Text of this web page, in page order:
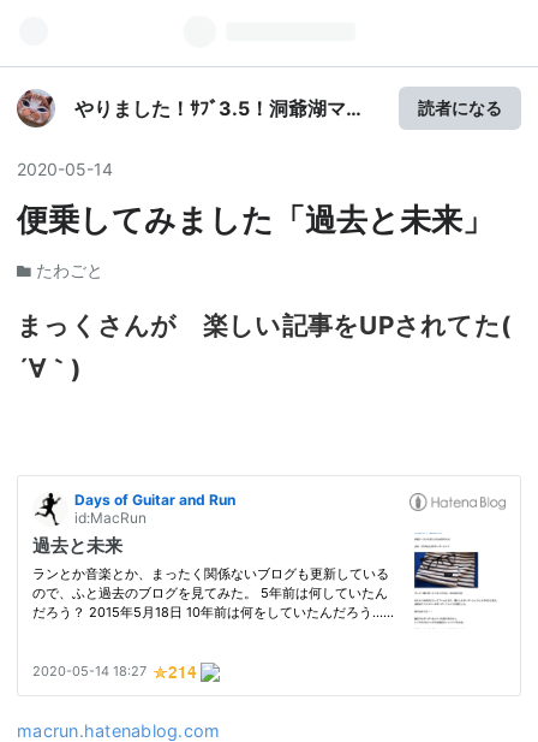
やりました！ｻﾌﾞ3.5！洞爺湖マラ
ように走りたい！
読者になる
2020-05-14
便乗してみました「過去と未来」
たわごと
まっくさんが 楽しい記事をUPされてた(
´∀｀)
macrun.hatenablog.com